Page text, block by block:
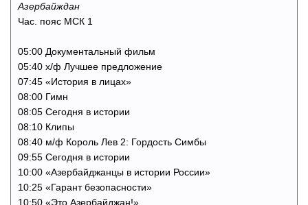
Азербайждан
Час. пояс МСК 1
05:00 Документальный фильм
05:40 х/ф Лучшее предложение
07:45 «История в лицах»
08:00 Гимн
08:05 Сегодня в истории
08:10 Клипы
08:40 м/ф Король Лев 2: Гордость Симбы
09:55 Сегодня в истории
10:00 «Азербайджанцы в истории России»
10:25 «Гарант безопасности»
10:50 «Это Азербайджан!»